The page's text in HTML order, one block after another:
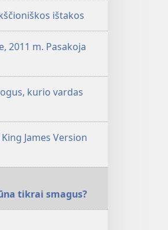
ištakos
2011 m. Pasakoja
kurio vardas
James Version
tikrai smagus?